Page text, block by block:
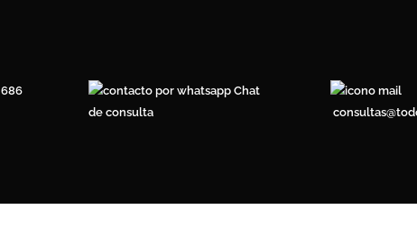
686
Chat
de consulta